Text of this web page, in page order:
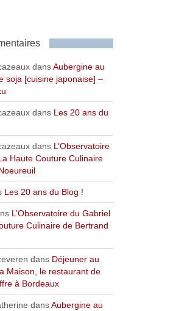
dansAubergine au
soja [cuisine japonaise] –
dans Les 20 ans du
dans L’Observatoire
Haute Couture Culinaire
Les 20 ans du Blog !
L’Observatoire du Gabriel
Culinaire de Bertrand
dans Déjeuner au
Maison, le restaurant de
à Bordeaux
dansAubergine au